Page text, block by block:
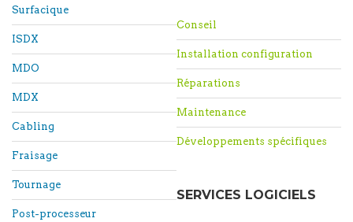
Surfacique
ISDX
MDO
MDX
Cabling
Fraisage
Tournage
Post-processeur
Conseil
Installation configuration
Réparations
Maintenance
Développements spécifiques
SERVICES LOGICIELS